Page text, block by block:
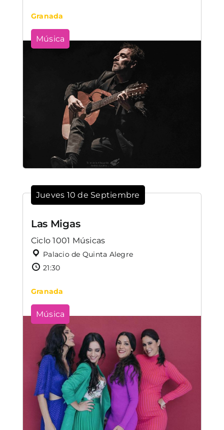
Granada
Música
Jueves 10 de Septiembre
Las Migas
Ciclo 1001 Músicas
Palacio de Quinta Alegre
21:30
Granada
Música